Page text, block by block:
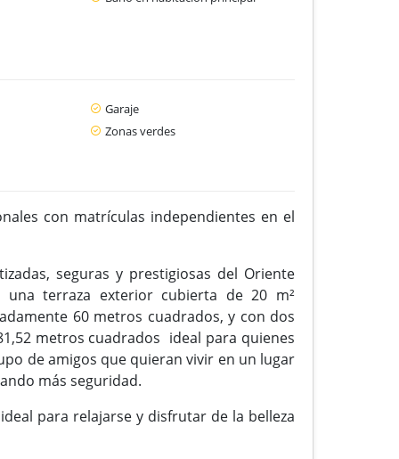
Garaje
Zonas verdes
con matrículas independientes en el
seguras y prestigiosas del Oriente
una terraza exterior cubierta de 20 m²
60 metros cuadrados, y con dos
metros cuadrados ideal para quienes
de amigos que quieran vivir en un lugar
más seguridad.
para relajarse y disfrutar de la belleza